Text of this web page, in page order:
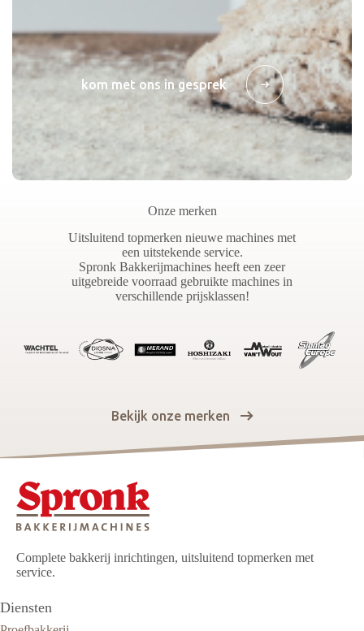
kom met ons in gesprek
Onze merken
Uitsluitend topmerken nieuwe machines met
een uitstekende service.
Spronk Bakkerijmachines heeft een zeer
uitgebreide voorraad gebruikte machines in
verschillende prijsklassen!
Bekijk onze merken
Complete bakkerij inrichtingen, uitsluitend topmerken met
service.
Diensten